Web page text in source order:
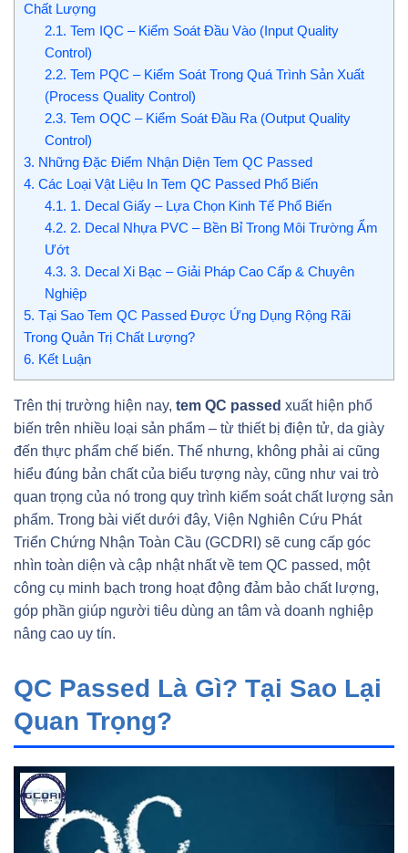
Chất Lượng
2.1. Tem IQC – Kiểm Soát Đầu Vào (Input Quality
Control)
2.2. Tem PQC – Kiểm Soát Trong Quá Trình Sản Xuất
(Process Quality Control)
2.3. Tem OQC – Kiểm Soát Đầu Ra (Output Quality
Control)
3. Những Đặc Điểm Nhận Diện Tem QC Passed
4. Các Loại Vật Liệu In Tem QC Passed Phổ Biến
4.1. 1. Decal Giấy – Lựa Chọn Kinh Tế Phổ Biến
4.2. 2. Decal Nhựa PVC – Bền Bỉ Trong Môi Trường Ẩm
Ướt
4.3. 3. Decal Xi Bạc – Giải Pháp Cao Cấp & Chuyên
Nghiệp
5. Tại Sao Tem QC Passed Được Ứng Dụng Rộng Rãi
Trong Quản Trị Chất Lượng?
6. Kết Luận
Trên thị trường hiện nay, tem QC passed xuất hiện phổ
biến trên nhiều loại sản phẩm – từ thiết bị điện tử, da giày
đến thực phẩm chế biến. Thế nhưng, không phải ai cũng
hiểu đúng bản chất của biểu tượng này, cũng như vai trò
quan trọng của nó trong quy trình kiểm soát chất lượng sản
phẩm. Trong bài viết dưới đây, Viện Nghiên Cứu Phát
Triển Chứng Nhận Toàn Cầu (GCDRI) sẽ cung cấp góc
nhìn toàn diện và cập nhật nhất về tem QC passed, một
công cụ minh bạch trong hoạt động đảm bảo chất lượng,
góp phần giúp người tiêu dùng an tâm và doanh nghiệp
nâng cao uy tín.
QC Passed Là Gì? Tại Sao Lại
Quan Trọng?